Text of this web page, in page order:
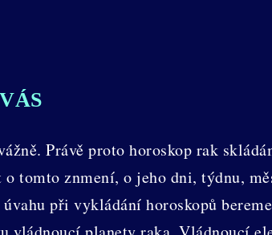
Právě proto horoskop rak
tomto znmení, o jeho dni, týdnu,
při vykládání horoskopů